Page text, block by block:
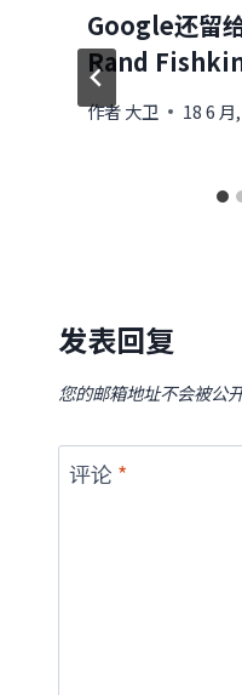
Google还留
Rand Fishkin
作者大卫 18 6 月
发表回复
您的邮箱地址不会被公开
评论 *